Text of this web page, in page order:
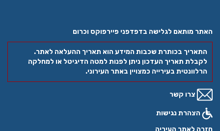
האתר מותאם לגלישה בדפדפני פיירפוקס וכרום
התאריך בכותרת שכבות המידע הוא תאריך ההעלאה לאתר.
לקבלת תאריך העדכון ניתן לפנות למטה הדיגיטל או למחלקה
הרלוונטית בעירייה כמצויין באתר העירוני.
צרו קשר
הצהרת נגישות
חזרה לאתר העיריה